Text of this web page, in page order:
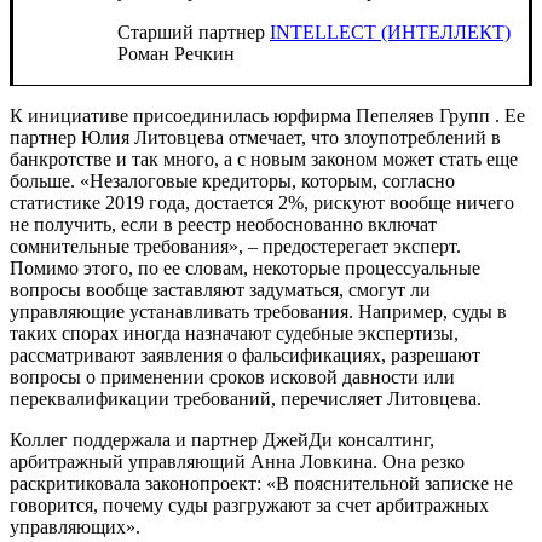
Старший партнер INTELLECT (ИНТЕЛЛЕКТ)
Роман Речкин
К инициативе присоединилась юрфирма Пепеляев Групп . Ее
партнер Юлия Литовцева отмечает, что злоупотреблений в
банкротстве и так много, а с новым законом может стать еще
больше. «Незалоговые кредиторы, которым, согласно
статистике 2019 года, достается 2%, рискуют вообще ничего
не получить, если в реестр необоснованно включат
сомнительные требования», – предостерегает эксперт.
Помимо этого, по ее словам, некоторые процессуальные
вопросы вообще заставляют задуматься, смогут ли
управляющие устанавливать требования. Например, суды в
таких спорах иногда назначают судебные экспертизы,
рассматривают заявления о фальсификациях, разрешают
вопросы о применении сроков исковой давности или
переквалификации требований, перечисляет Литовцева.
Коллег поддержала и партнер ДжейДи консалтинг,
арбитражный управляющий Анна Ловкина. Она резко
раскритиковала законопроект: «В пояснительной записке не
говорится, почему суды разгружают за счет арбитражных
управляющих».